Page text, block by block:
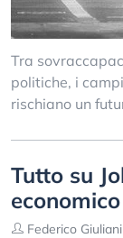
Tra
politiche, i
rischiano un
Tutto su
Federico Giuliani